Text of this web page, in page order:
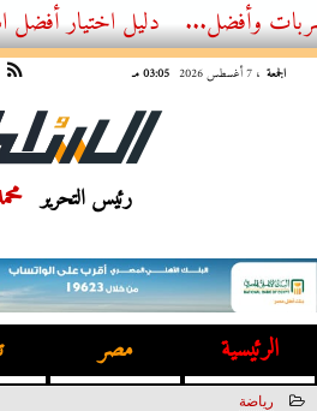
الجمعة ، 7 أغسطس 2026 03:05 مـ
رئيس التحرير
الرئيسية مصر
رياضة